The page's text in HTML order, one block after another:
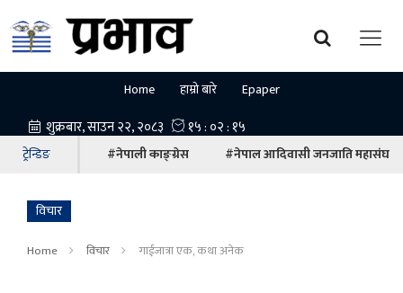
Home हाम्रो बारे Epaper
ट्रेन्डिङ #नेपाली काङ्ग्रेस #नेपाल आदिवासी जनजाति महासंघ
विचार
Home विचार गाईजात्रा एक, कथा अनेक